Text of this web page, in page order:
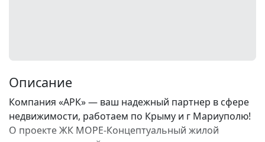
Описание
Компания «АРК» — ваш надежный партнер в сфере
недвижимости, работаем по Крыму и г Мариуполю!
О проекте ЖК МОРЕ-Концептуальный жилой